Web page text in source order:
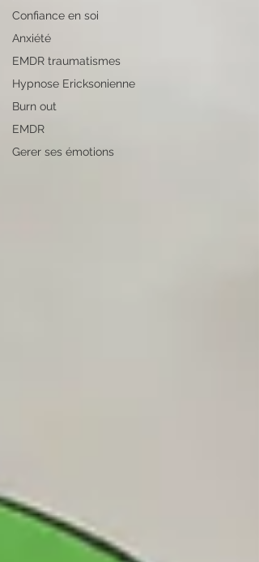
Confiance en soi
Anxiété
EMDR traumatismes
Hypnose Ericksonienne
Burn out
EMDR
Gerer ses émotions